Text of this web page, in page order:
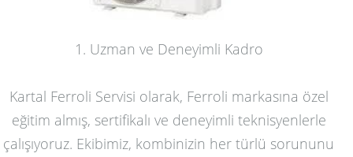
1. Uzman ve Deneyimli Kadro
Kartal Ferroli Servisi olarak, Ferroli markasına özel
eğitim almış, sertifikalı ve deneyimli teknisyenlerle
çalışıyoruz. Ekibimiz, kombinizin her türlü sorununu